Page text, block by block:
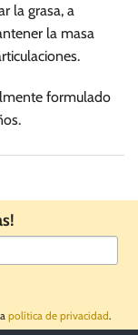
la grasa, a
la masa
formulado
política de privacidad.